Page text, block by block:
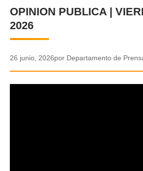
DEPORTES
POLICIAL
✕
OPINION PUBLICA |
2026
26 junio, 2026por Departamento de